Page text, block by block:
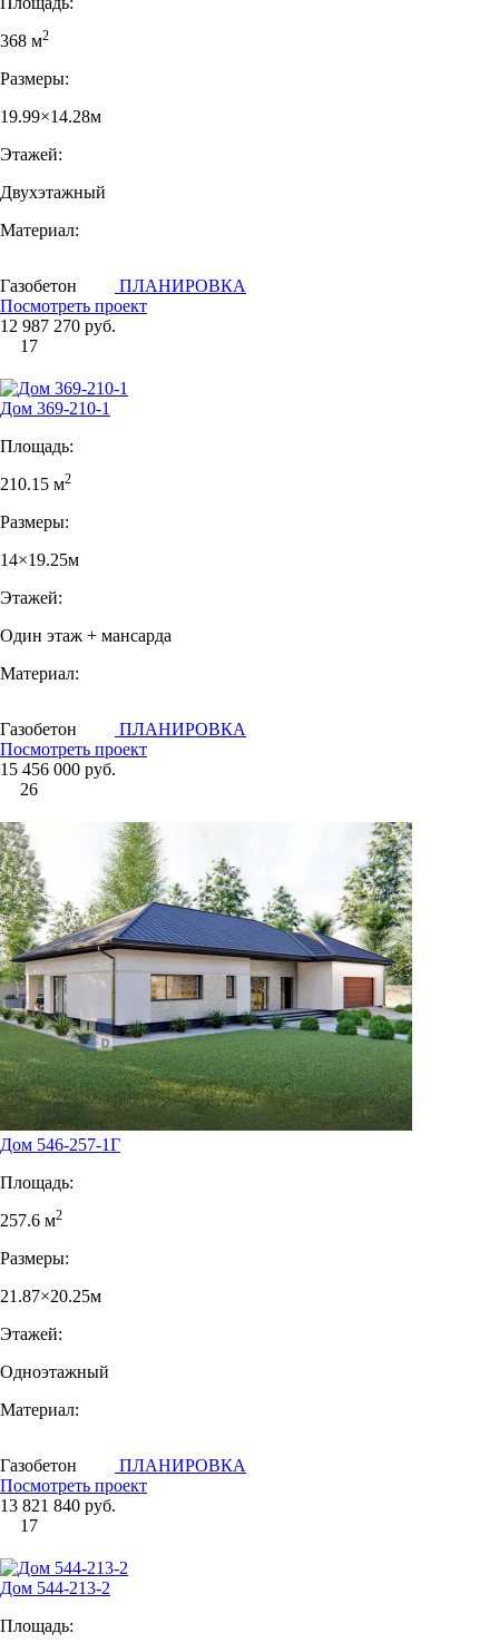
368 м2
Размеры:
19.99×14.28м
Этажей:
Двухэтажный
Материал:
Газобетон
ПЛАНИРОВКА
Посмотреть проект
12 987 270 руб.
17
Дом 369-210-1
Площадь:
210.15 м2
Размеры:
14×19.25м
Этажей:
Один этаж + мансарда
Материал:
Газобетон
ПЛАНИРОВКА
Посмотреть проект
15 456 000 руб.
26
Дом 546-257-1Г
Площадь:
257.6 м2
Размеры:
21.87×20.25м
Этажей:
Одноэтажный
Материал:
Газобетон
ПЛАНИРОВКА
Посмотреть проект
13 821 840 руб.
17
Дом 544-213-2
Площадь: